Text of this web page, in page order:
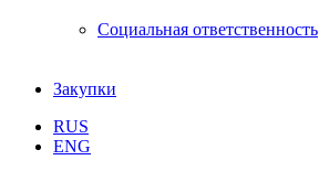
Социальная ответственность
Закупки
RUS
ENG